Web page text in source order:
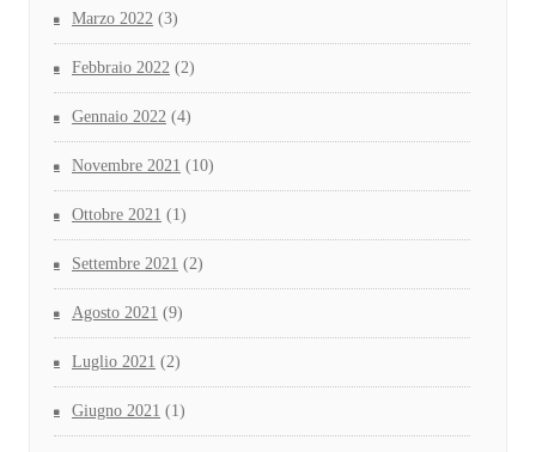
Marzo 2022 (3)
Febbraio 2022 (2)
Gennaio 2022 (4)
Novembre 2021 (10)
Ottobre 2021 (1)
Settembre 2021 (2)
Agosto 2021 (9)
Luglio 2021 (2)
Giugno 2021 (1)